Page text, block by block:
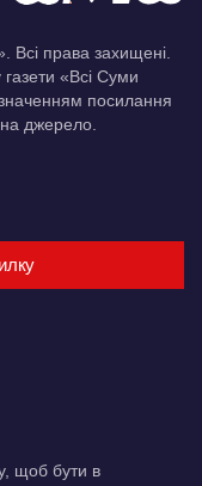
Всі права захищені.
газети «Всі Суми
посилання
джерело.
щоб бути в